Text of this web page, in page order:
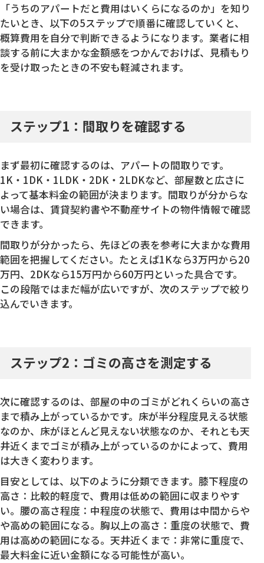
「うちのアパートだと費用はいくらになるのか」を知り
たいとき、以下の5ステップで順番に確認していくと、
概算費用を自分で判断できるようになります。業者に相
談する前に大まかな金額感をつかんでおけば、見積もり
を受け取ったときの不安も軽減されます。
ステップ1：間取りを確認する
まず最初に確認するのは、アパートの間取りです。
1K・1DK・1LDK・2DK・2LDKなど、部屋数と広さに
よって基本料金の範囲が決まります。間取りが分からな
い場合は、賃貸契約書や不動産サイトの物件情報で確認
できます。
間取りが分かったら、先ほどの表を参考に大まかな費用
範囲を把握してください。たとえば1Kなら3万円から20
万円、2DKなら15万円から60万円といった具合です。
この段階ではまだ幅が広いですが、次のステップで絞り
込んでいきます。
ステップ2：ゴミの高さを測定する
次に確認するのは、部屋の中のゴミがどれくらいの高さ
まで積み上がっているかです。床が半分程度見える状態
なのか、床がほとんど見えない状態なのか、それとも天
井近くまでゴミが積み上がっているのかによって、費用
は大きく変わります。
目安としては、以下のように分類できます。膝下程度の
高さ：比較的軽度で、費用は低めの範囲に収まりやす
い。腰の高さ程度：中程度の状態で、費用は中間からや
や高めの範囲になる。胸以上の高さ：重度の状態で、費
用は高めの範囲になる。天井近くまで：非常に重度で、
最大料金に近い金額になる可能性が高い。